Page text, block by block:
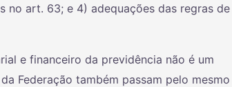
no art. 63; e 4) adequações das regras de
e financeiro da previdência não é um
Federação também passam pelo mesmo